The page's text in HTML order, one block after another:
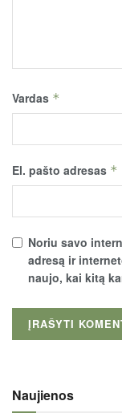
Vardas *
El. pašto adresas *
Noriu savo
adresą ir
naujo, kai kitą
Naujienos